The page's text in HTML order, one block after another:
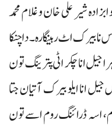
شیر علی خان و غلام محمد
بیرک اٹ رہینگارہ۔ دا چنکا
جیل انا چکر اٹی پترینگ تون
انا ایلو بیرک آتیان جتا
اسہ ڈرائنگ روم اسے تون